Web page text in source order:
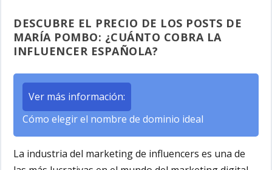
DESCUBRE EL PRECIO DE LOS POSTS DE
MARÍA POMBO: ¿CUÁNTO COBRA LA
INFLUENCER ESPAÑOLA?
Ver más información:
Cómo elegir el nombre de dominio ideal
La industria del marketing de influencers es una de